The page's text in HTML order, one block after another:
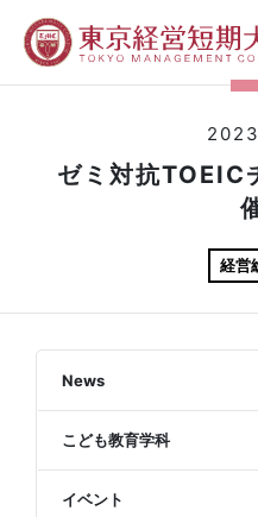
ゼミ対抗TOEIC
経営
News
こども教育学科
イベント